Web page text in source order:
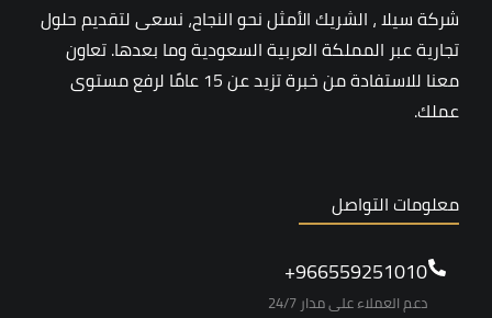
شركة سيلا ، الشريك الأمثل نحو النجاح، نسعى لتقديم حلول
تجارية عبر المملكة العربية السعودية وما بعدها. تعاون
معنا للاستفادة من خبرة تزيد عن 15 عامًا لرفع مستوى
عملك.
معلومات التواصل
966559251010+
دعم العملاء على مدار 24/7